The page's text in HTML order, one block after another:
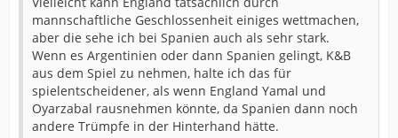
mannschaftliche Geschlossenheit einiges wettmachen,
aber die sehe ich bei Spanien auch als sehr stark.
Wenn es Argentinien oder dann Spanien gelingt, K&B
aus dem Spiel zu nehmen, halte ich das für
spielentscheidener, als wenn England Yamal und
Oyarzabal rausnehmen könnte, da Spanien dann noch
andere Trümpfe in der Hinterhand hätte.